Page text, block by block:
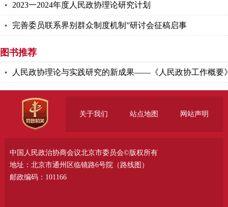
2023一2024年度人民政协理论研究计划
完善委员联系界别群众制度机制”研讨会征稿启事
图书推荐
人民政协理论与实践研究的新成果——《人民政协工作概要
关于我们 站点地图 网站声明
中国人民政治协商会议北京市委员会©版权所有
地址：北京市通州区临镜路6号院（ 路线图 ）
邮政编码：101166